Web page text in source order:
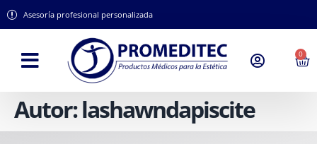
Asesoría profesional personalizada
0
Autor:lashawndapiscite